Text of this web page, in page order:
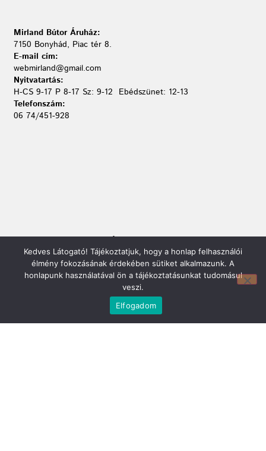
7100 Szekszárd, Fáy András u. 29
E-mail cím:
webmirland@gmail.com
06 74/510-686
Mirland Bútor Áruház:
7150 Bonyhád, Piac tér 8.
E-mail cím:
webmirland@gmail.com
Nyitvatartás:
H-CS 9-17 P 8-17 Sz: 9-12 Ebédszünet: 12-13
Telefonszám:
06 74/451-928
Kedves Látogató! Tájékoztatjuk, hogy a honlap felhasználói
élmény fokozásának érdekében sütiket alkalmazunk. A
honlapunk használatával ön a tájékoztatásunkat tudomásul
veszi.
Elfogadom